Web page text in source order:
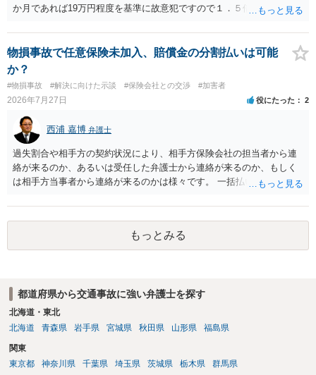
か月であれば19万円程度を基準に故意犯ですので１．５倍か2倍程度す
上がるかと思います。ご参考にしてください。
物損事故で任意保険未加入、賠償金の分割払いは可能
か？
#物損事故 #解決に向けた示談 #保険会社との交渉 #加害者
2026年7月27日 役にたった 2
西浦 嘉博 弁護士
過失割合や相手方の契約状況により、相手方保険会社の担当者から連
絡が来るのか、あるいは受任した弁護士から連絡が来るのか、もしく
は相手方当事者から連絡が来るのかは様々です。 一括払いや分割払い
金の支払いにつき、分割払いに合意すれば、和解は可能です。 他方で
合意しなければ和解できないことになります。 今後の見通しを知る為
に、交渉の方向性につき、最寄りの法律事務所で相談だけでもされる
ことも検討ください。
もっとみる
都道府県から交通事故に強い弁護士を探す
北海道・東北
北海道
青森県 岩手県 宮城県 秋田県 山形県 福島県
関東
東京都
神奈川県 千葉県 埼玉県 茨城県 栃木県 群馬県